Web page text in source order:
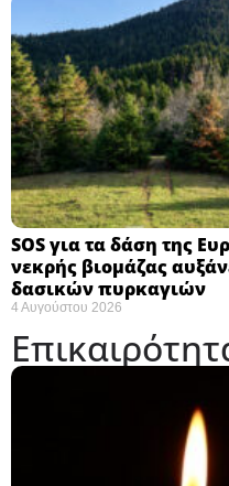
SOS για τα δάση της
νεκρής βιομάζας
δασικών πυρκαγιών
4 Αυγούστου 2026